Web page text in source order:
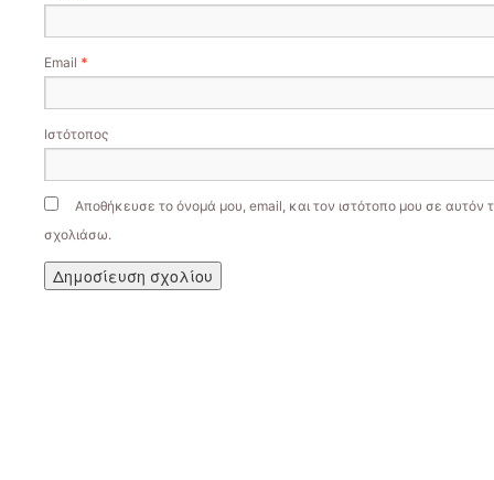
Email *
Ιστότοπος
Αποθήκευσε το όνομά μου, email, και τον ιστότοπο μου σε αυτόν
σχολιάσω.